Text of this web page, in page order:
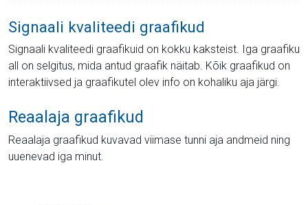
Signaali kvaliteedi graafikud
Signaali kvaliteedi graafikuid on kokku kaksteist. Iga graafiku
all on selgitus, mida antud graafik näitab. Kõik graafikud on
interaktiivsed ja graafikutel olev info on kohaliku aja järgi.
Reaalaja graafikud
Reaalaja graafikud kuvavad viimase tunni aja andmeid ning
uuenevad iga minut.